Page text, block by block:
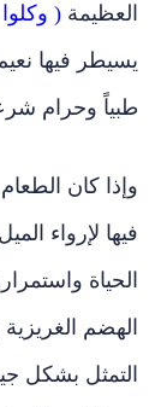
العظيمة (
طبياً وحرام
وإذا كان
فيها لإرواء
الحياة
الهضم
التمثل بشكل